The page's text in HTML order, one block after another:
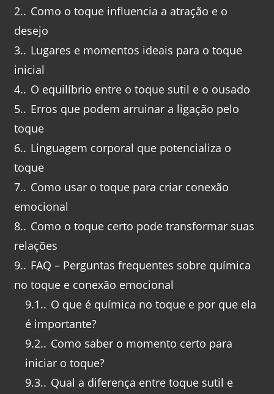
2. Como o toque influencia a atração e o
desejo
3. Lugares e momentos ideais para o toque
inicial
4. O equilíbrio entre o toque sutil e o ousado
5. Erros que podem arruinar a ligação pelo
toque
6. Linguagem corporal que potencializa o
toque
7. Como usar o toque para criar conexão
emocional
8. Como o toque certo pode transformar suas
relações
9. FAQ – Perguntas frequentes sobre química
no toque e conexão emocional
9.1. O que é química no toque e por que ela
é importante?
9.2. Como saber o momento certo para
iniciar o toque?
9.3. Qual a diferença entre toque sutil e